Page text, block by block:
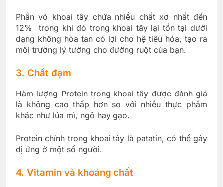
Phần vỏ khoai tây chứa nhiều chất xơ nhất đến
12% trong khi đó trong khoai tây lại tồn tại dưới
dạng không hòa tan có lợi cho hệ tiêu hóa, tạo ra
môi trường lý tưởng cho đường ruột của bạn.
3. Chất đạm
Hàm lượng Protein trong khoai tây được đánh giá
là không cao thấp hơn so với nhiều thực phẩm
khác như lúa mì, ngô hay gạo.
Protein chính trong khoai tây là patatin, có thể gây
dị ứng ở một số người.
4. Vitamin và khoáng chất